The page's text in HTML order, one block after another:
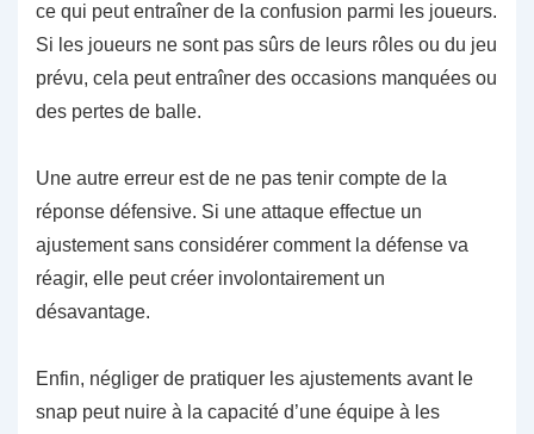
ce qui peut entraîner de la confusion parmi les joueurs.
Si les joueurs ne sont pas sûrs de leurs rôles ou du jeu
prévu, cela peut entraîner des occasions manquées ou
des pertes de balle.
Une autre erreur est de ne pas tenir compte de la
réponse défensive. Si une attaque effectue un
ajustement sans considérer comment la défense va
réagir, elle peut créer involontairement un
désavantage.
Enfin, négliger de pratiquer les ajustements avant le
snap peut nuire à la capacité d’une équipe à les